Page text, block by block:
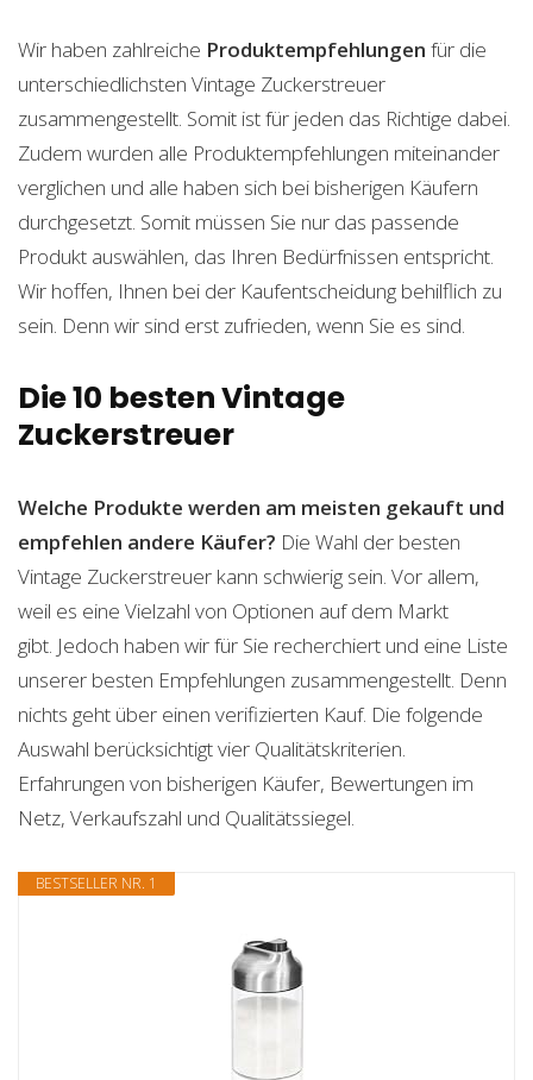
Wir haben zahlreiche Produktempfehlungen für die
unterschiedlichsten Vintage Zuckerstreuer
zusammengestellt. Somit ist für jeden das Richtige dabei.
Zudem wurden alle Produktempfehlungen miteinander
verglichen und alle haben sich bei bisherigen Käufern
durchgesetzt. Somit müssen Sie nur das passende
Produkt auswählen, das Ihren Bedürfnissen entspricht.
Wir hoffen, Ihnen bei der Kaufentscheidung behilflich zu
sein. Denn wir sind erst zufrieden, wenn Sie es sind.
Die 10 besten Vintage
Zuckerstreuer
Welche Produkte werden am meisten gekauft und
empfehlen andere Käufer? Die Wahl der besten
Vintage Zuckerstreuer kann schwierig sein. Vor allem,
weil es eine Vielzahl von Optionen auf dem Markt
gibt. Jedoch haben wir für Sie recherchiert und eine Liste
unserer besten Empfehlungen zusammengestellt. Denn
nichts geht über einen verifizierten Kauf. Die folgende
Auswahl berücksichtigt vier Qualitätskriterien.
Erfahrungen von bisherigen Käufer, Bewertungen im
Netz, Verkaufszahl und Qualitätssiegel.
BESTSELLER NR. 1